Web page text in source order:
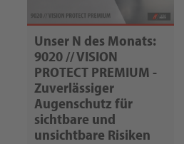
Unser N des Monats:
9020 // VISION
PROTECT PREMIUM -
Zuverlässiger
Augenschutz für
sichtbare und
unsichtbare Risiken